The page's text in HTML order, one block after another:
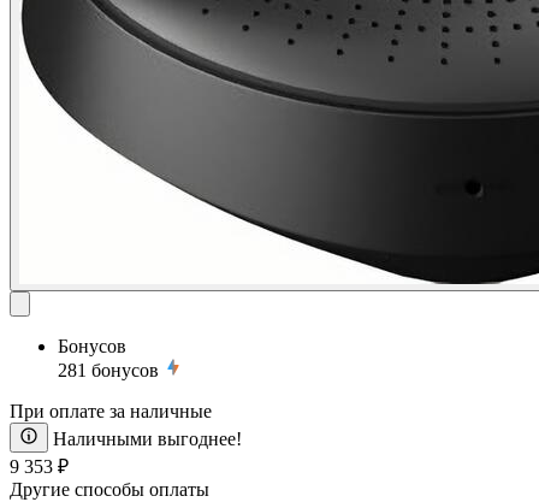
Бонусов
281 бонусов
При оплате за наличные
Наличными выгоднее!
9 353 ₽
Другие способы оплаты